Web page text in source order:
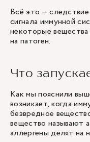
Всё это — следствие
сигнала иммунной
некоторые вещества
на патоген.
Что
Как мы пояснили
возникает, когда
безвредное
вещество называют
аллергены делят на